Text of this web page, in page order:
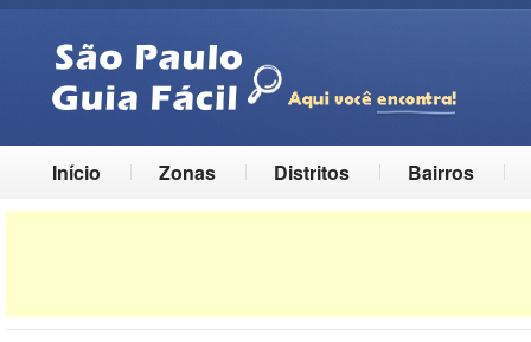
Início Zonas Distritos Bairros